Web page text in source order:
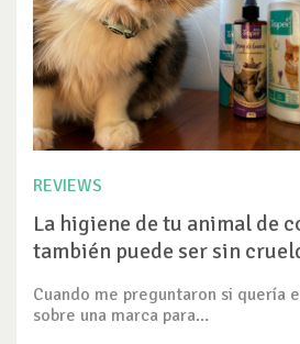
REVIEWS
La higiene de tu animal de
también puede ser sin
Cuando me preguntaron si quería
sobre una marca para...